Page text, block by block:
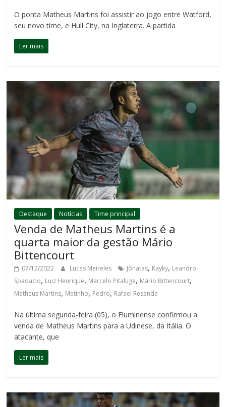
O ponta Matheus Martins foi assistir ao jogo entre Watford,
seu novo time, e Hull City, na Inglaterra. A partida
Ler mais
Destaque Notícias Time principal
Venda de Matheus Martins é a
quarta maior da gestão Mário
Bittencourt
07/12/2022 Lucas Meireles Jônatas, Kayky, Leandro
Spadacio, Luiz Henrique, Marcelo Pitaluga, Mário Bittencourt,
Matheus Martins, Metinho, Pedro, Rafael Resende
Na última segunda-feira (05), o Fluminense confirmou a
venda de Matheus Martins para a Udinese, da Itália. O
atacante, que
Ler mais